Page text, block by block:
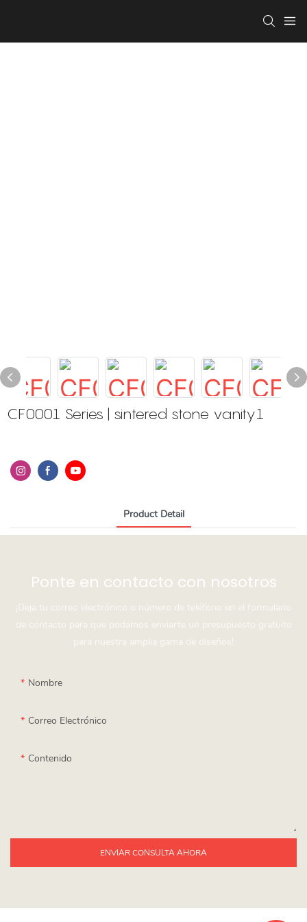
CF0001 Series | sintered stone vanity1
Product Detail
Ponte en contacto con nosotros
¡Deja tu correo electrónico o número de teléfono en el formulario
de contacto para que podamos enviarte un presupuesto gratuito
para nuestra amplia gama de diseños!
Nombre
Correo Electrónico
Contenido
ENVIAR CONSULTA AHORA